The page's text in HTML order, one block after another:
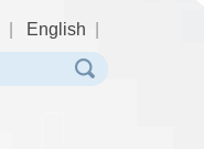
English